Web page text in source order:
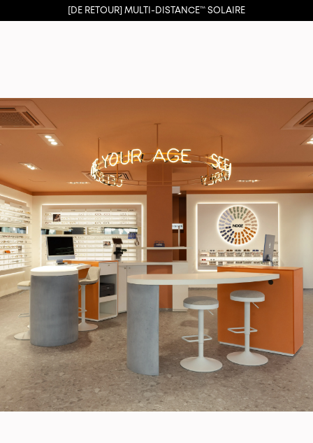
[DE RETOUR] MULTI-DISTANCE™ SOLAIRE